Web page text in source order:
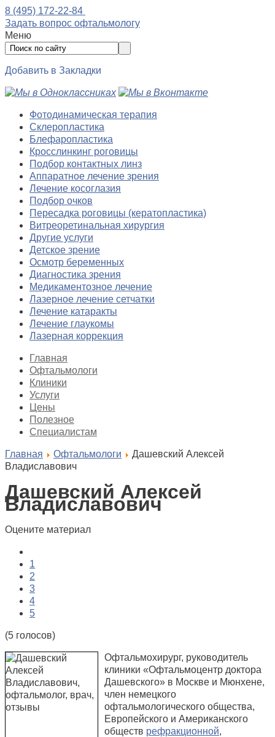
8 (495) 172-22-84
Задать вопрос офтальмологу
Меню
Добавить в Закладки
Фотодинамическая терапия
Склеропластика
Блефаропластика
Кросслинкинг роговицы
Подбор контактных линз
Аппаратное лечение зрения
Лечение косоглазия
Подбор очков
Пересадка роговицы (кератопластика)
Витреоретинальная хирургия
Другие услуги
Детское зрение
Осмотр беременных
Диагностика зрения
Медикаментозное лечение
Лазерное лечение сетчатки
Лечение катаракты
Лечение глаукомы
Лазерная коррекция
Главная
Офтальмологи
Клиники
Услуги
Цены
Полезное
Специалистам
Главная Офтальмологи
Дашевский Алексей
Владиславович
Дашевский Алексей
Владиславович
Оцените материал
1
2
3
4
5
(5 голосов)
Офтальмохирург, руководитель
клиники «Офтальмоцентр доктора
Дашевского» в Москве и Мюнхене,
член немецкого
офтальмологического общества,
Европейского и Американского
обществ рефракционной,